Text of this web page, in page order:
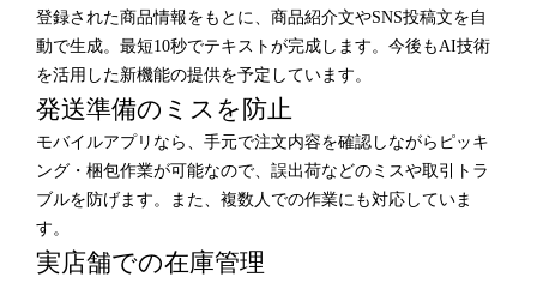
登録された商品情報をもとに、商品紹介文やSNS投稿文を自
動で生成。最短10秒でテキストが完成します。今後もAI技術
を活用した新機能の提供を予定しています。
発送準備のミスを防止
モバイルアプリなら、手元で注文内容を確認しながらピッキ
ング・梱包作業が可能なので、誤出荷などのミスや取引トラ
ブルを防げます。また、複数人での作業にも対応していま
す。
実店舗での在庫管理